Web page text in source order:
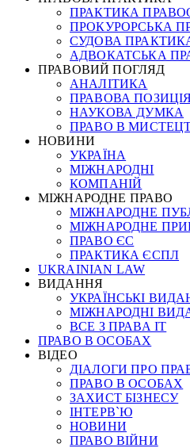
ПРАКТИКА
ПРОКУРОРСЬКА
СУДОВА
АДВОКАТСЬКА
ПРАВОВИЙ ПОГЛЯД
АНАЛІТИКА
ПРАВОВА
НАУКОВА ДУМКА
ПРАВО В
НОВИНИ
УКРАЇНА
МІЖНАРОДНІ
КОМПАНІЙ
МІЖНАРОДНЕ ПРАВО
МІЖНАРОДНЕ
МІЖНАРОДНЕ
ПРАВО ЄС
ПРАКТИКА ЄСПЛ
UKRAINIAN LAW
ВИДАННЯ
УКРАЇНСЬКІ
МІЖНАРОДНІ
ВСЕ З ПРАВА ІТ
ПРАВО В ОСОБАХ
ВІДЕО
ДІАЛОГИ ПРО
ПРАВО В ОСОБАХ
ЗАХИСТ БІЗНЕСУ
ІНТЕРВ`Ю
НОВИНИ
ПРАВО ВІЙНИ